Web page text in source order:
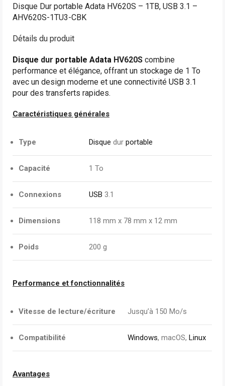
Disque Dur portable Adata HV620S – 1TB, USB 3.1 –
AHV620S-1TU3-CBK
Détails du produit
Disque dur portable Adata HV620S combine
performance et élégance, offrant un stockage de 1 To
avec un design moderne et une connectivité USB 3.1
pour des transferts rapides.
Caractéristiques générales
Type Disque dur portable
Capacité 1 To
Connexions USB 3.1
Dimensions 118 mm x 78 mm x 12 mm
Poids 200 g
Performance et fonctionnalités
Vitesse de lecture/écriture Jusqu’à 150 Mo/s
Compatibilité Windows, macOS, Linux
Avantages